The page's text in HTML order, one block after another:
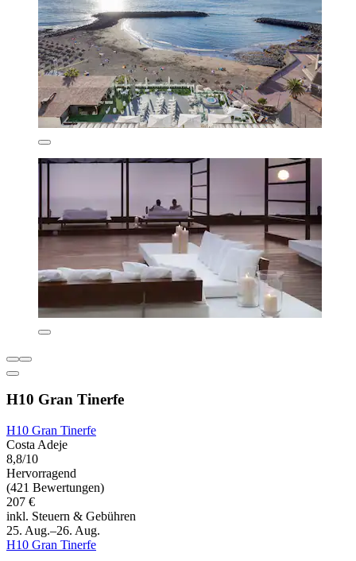
H10 Gran Tinerfe
H10 Gran Tinerfe
Costa Adeje
8,8/10
Hervorragend
(421 Bewertungen)
207 €
inkl. Steuern & Gebühren
25. Aug.–26. Aug.
H10 Gran Tinerfe